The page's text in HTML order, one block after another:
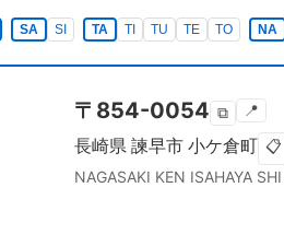
SA SI TA TI TU TE TO NA
〒 854-0054 ⧉ 📍
長崎県 諫早市 小ケ倉町 📋
NAGASAKI KEN ISAHAYA SHI